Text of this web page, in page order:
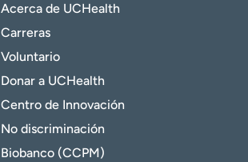
Acerca de UCHealth
Carreras
Voluntario
Donar a UCHealth
Centro de Innovación
No discriminación
Biobanco (CCPM)